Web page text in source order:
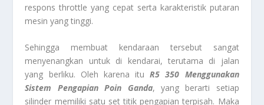
respons throttle yang cepat serta karakteristik putaran
mesin yang tinggi.
Sehingga membuat kendaraan tersebut sangat
menyenangkan untuk di kendarai, terutama di jalan
yang berliku. Oleh karena ituR5 350 Menggunakan
Sistem Pengapian Poin Ganda, yang berarti setiap
silinder memiliki satu set titik pengapian terpisah. Maka